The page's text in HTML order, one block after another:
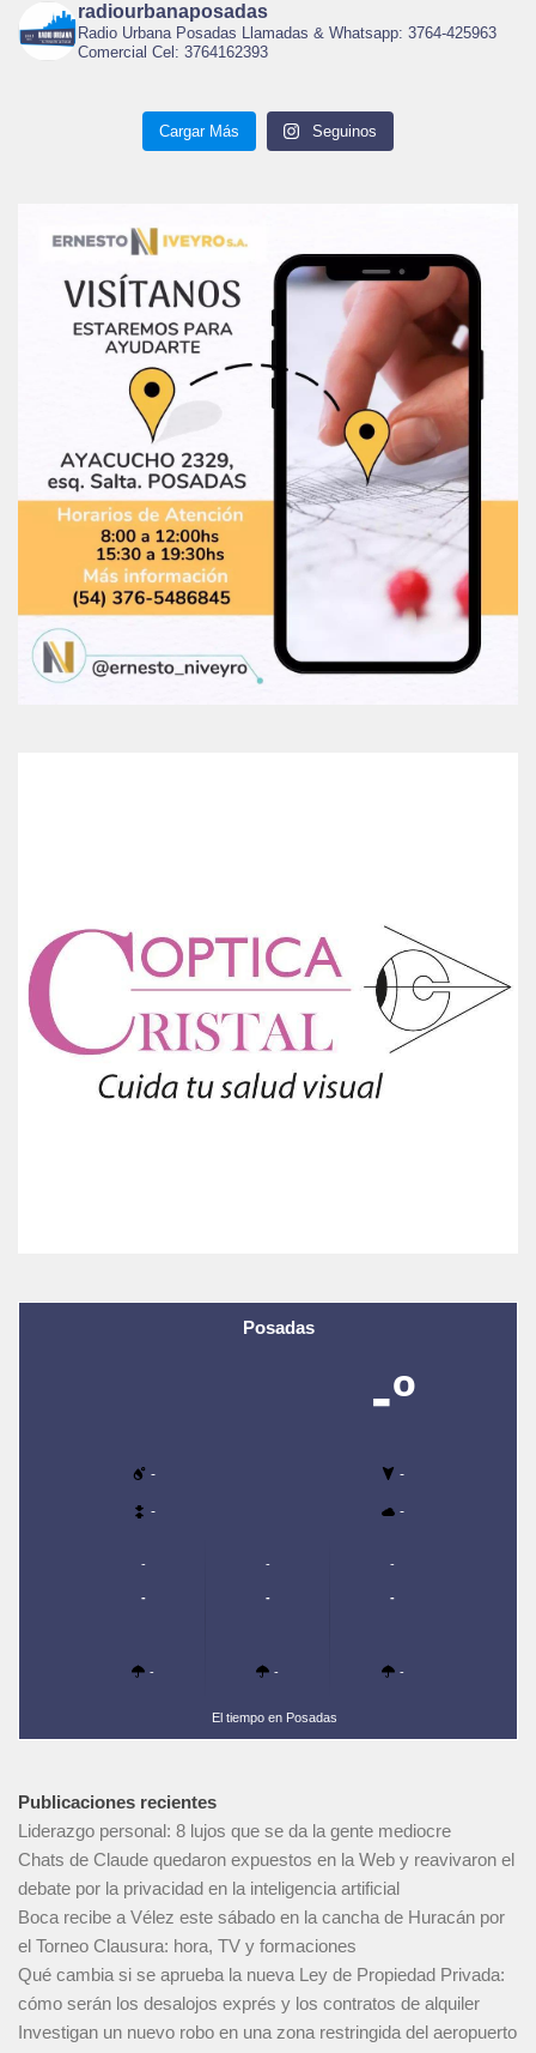
radiourbanaposadas
Radio Urbana Posadas Llamadas & Whatsapp: 3764-425963
Comercial Cel: 3764162393
Cargar Más Seguinos
Posadas
-º
- -
- -
-
-
-
-
-
-
-
-
-
El tiempo en Posadas
Publicaciones recientes
Liderazgo personal: 8 lujos que se da la gente mediocre
Chats de Claude quedaron expuestos en la Web y reavivaron el
debate por la privacidad en la inteligencia artificial
Boca recibe a Vélez este sábado en la cancha de Huracán por
el Torneo Clausura: hora, TV y formaciones
Qué cambia si se aprueba la nueva Ley de Propiedad Privada:
cómo serán los desalojos exprés y los contratos de alquiler
Investigan un nuevo robo en una zona restringida del aeropuerto